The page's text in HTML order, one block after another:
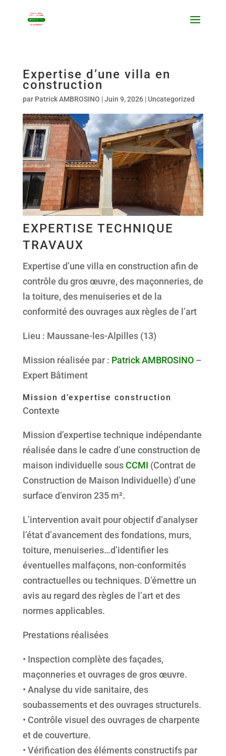
Expertise d’une villa en
construction
par Patrick AMBROSINO |Juin 9, 2026| Uncategorized
EXPERTISE TECHNIQUE
TRAVAUX
Expertise d’une villa en construction afin de
contrôle du gros œuvre, des maçonneries, de
la toiture, des menuiseries et de la
conformité des ouvrages aux règles de l’art
Lieu : Maussane-les-Alpilles (13)
Mission réalisée par : Patrick AMBROSINO–
Expert Bâtiment
Mission d’expertise construction
Contexte
Mission d’expertise technique indépendante
réalisée dans le cadre d’une construction de
maison individuelle sousCCMI (Contrat de
Construction de Maison Individuelle) d’une
surface d’environ 235 m².
L’intervention avait pour objectif d’analyser
l’état d’avancement des fondations, murs,
toiture, menuiseries…d’identifier les
éventuelles malfaçons, non-conformités
contractuelles ou techniques. D’émettre un
avis au regard des règles de l’art et des
normes applicables.
Prestations réalisées
• Inspection complète des façades,
maçonneries et ouvrages de gros œuvre.
• Analyse du vide sanitaire, des
soubassements et des ouvrages structurels.
• Contrôle visuel des ouvrages de charpente
et de couverture.
• Vérification des éléments constructifs par